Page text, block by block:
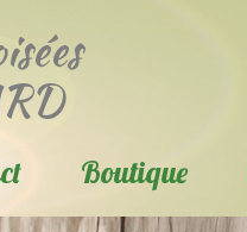
Boutique